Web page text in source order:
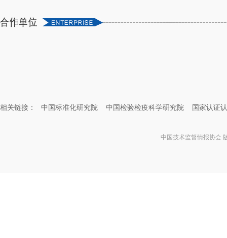
相关链接： 中国标准化研究院 中国检验检疫科学研究院 国家认证
中国技术监督情报协会